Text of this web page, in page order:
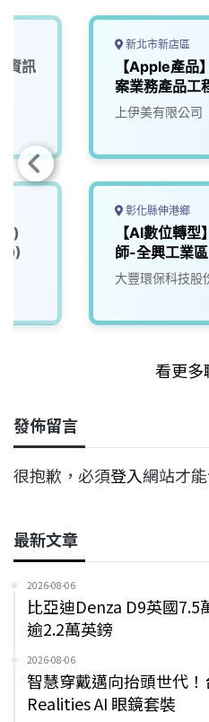
資訊
)
新北市新店區
【Apple產品
案業務產品工
上伊美有限公司
彰化縣伸港鄉
【AI數位轉
師-全興工業區
大豐環保科技股
看更多
發佈留言
很抱歉，必須登入網站才
最新文章
2026-08-06
比亞迪Denza D9英國7.5
逾2.2萬英鎊
2026-08-06
智慧穿戴邁向抬頭世代
Realities AI 眼鏡套裝